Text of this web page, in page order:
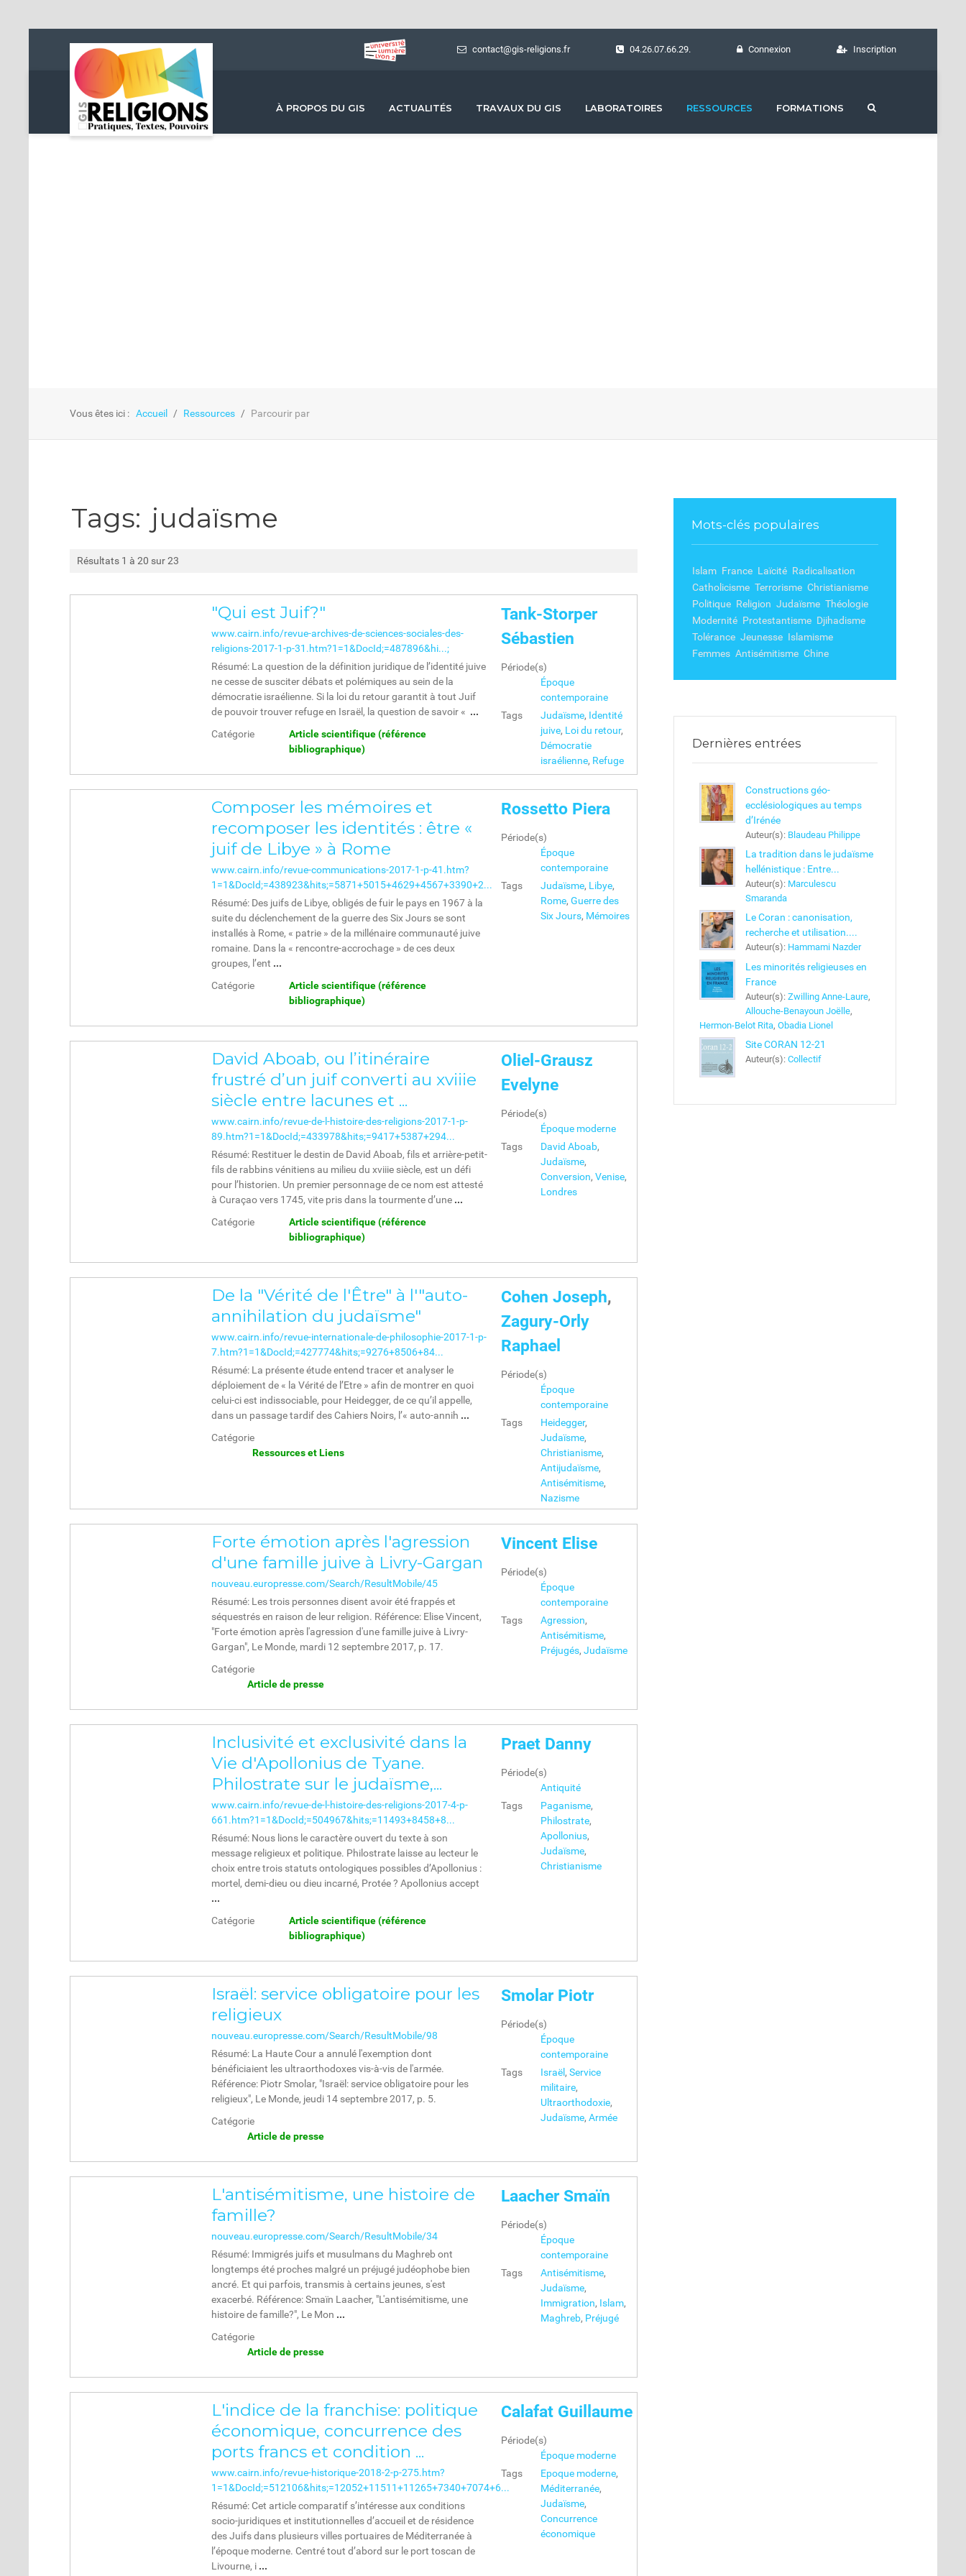
contact@gis-religions.fr 04.26.07.66.29. Connexion Inscription
À PROPOS DU GIS ACTUALITÉS TRAVAUX DU GIS LABORATOIRES RESSOURCES FORMATIONS
Vous êtes ici : Accueil Ressources Parcourir par
Tags: judaïsme
Résultats 1 à 20 sur 23
"Qui est Juif?"
www.cairn.info/revue-archives-de-sciences-sociales-des-
religions-2017-1-p-31.htm?1=1&DocId;=487896&hi...;
Résumé: La question de la définition juridique de l’identité juive
ne cesse de susciter débats et polémiques au sein de la
démocratie israélienne. Si la loi du retour garantit à tout Juif
de pouvoir trouver refuge en Israël, la question de savoir « ...
Catégorie
Article scientifique (référence
bibliographique)
Tank-Storper
Sébastien
Période(s)
Époque
contemporaine
Tags
Judaïsme, Identité
juive, Loi du retour,
Démocratie
israélienne, Refuge
Composer les mémoires et
recomposer les identités : être «
juif de Libye » à Rome
www.cairn.info/revue-communications-2017-1-p-41.htm?
1=1&DocId;=438923&hits;=5871+5015+4629+4567+3390+2...
Résumé: Des juifs de Libye, obligés de fuir le pays en 1967 à la
suite du déclenchement de la guerre des Six Jours se sont
installés à Rome, « patrie » de la millénaire communauté juive
romaine. Dans la « rencontre-accrochage » de ces deux
groupes, l’ent ...
Catégorie
Article scientifique (référence
bibliographique)
Rossetto Piera
Période(s)
Époque
contemporaine
Tags
Judaïsme, Libye,
Rome, Guerre des
Six Jours, Mémoires
David Aboab, ou l’itinéraire
frustré d’un juif converti au xviiie
siècle entre lacunes et ...
www.cairn.info/revue-de-l-histoire-des-religions-2017-1-p-
89.htm?1=1&DocId;=433978&hits;=9417+5387+294...
Résumé: Restituer le destin de David Aboab, fils et arrière-petit-
fils de rabbins vénitiens au milieu du xviiie siècle, est un défi
pour l’historien. Un premier personnage de ce nom est attesté
à Curaçao vers 1745, vite pris dans la tourmente d’une ...
Catégorie
Article scientifique (référence
bibliographique)
Oliel-Grausz
Evelyne
Période(s)
Époque moderne
Tags
David Aboab,
Judaïsme,
Conversion, Venise,
Londres
De la "Vérité de l'Être" à l'"auto-
annihilation du judaïsme"
www.cairn.info/revue-internationale-de-philosophie-2017-1-p-
7.htm?1=1&DocId;=427774&hits;=9276+8506+84...
Résumé: La présente étude entend tracer et analyser le
déploiement de « la Vérité de l’Etre » afin de montrer en quoi
celui-ci est indissociable, pour Heidegger, de ce qu’il appelle,
dans un passage tardif des Cahiers Noirs, l’« auto-annih ...
Catégorie
Ressources et Liens
Cohen Joseph,
Zagury-Orly
Raphael
Période(s)
Époque
contemporaine
Tags
Heidegger,
Judaïsme,
Christianisme,
Antijudaïsme,
Antisémitisme,
Nazisme
Forte émotion après l'agression
d'une famille juive à Livry-Gargan
nouveau.europresse.com/Search/ResultMobile/45
Résumé: Les trois personnes disent avoir été frappés et
séquestrés en raison de leur religion. Référence: Elise Vincent,
"Forte émotion après l'agression d'une famille juive à Livry-
Gargan", Le Monde, mardi 12 septembre 2017, p. 17.
Catégorie
Article de presse
Vincent Elise
Période(s)
Époque
contemporaine
Tags
Agression,
Antisémitisme,
Préjugés, Judaïsme
Inclusivité et exclusivité dans la
Vie d'Apollonius de Tyane.
Philostrate sur le judaïsme,...
www.cairn.info/revue-de-l-histoire-des-religions-2017-4-p-
661.htm?1=1&DocId;=504967&hits;=11493+8458+8...
Résumé: Nous lions le caractère ouvert du texte à son
message religieux et politique. Philostrate laisse au lecteur le
choix entre trois statuts ontologiques possibles d’Apollonius :
mortel, demi-dieu ou dieu incarné, Protée ? Apollonius accept
...
Catégorie
Article scientifique (référence
bibliographique)
Praet Danny
Période(s)
Antiquité
Tags
Paganisme,
Philostrate,
Apollonius,
Judaïsme,
Christianisme
Israël: service obligatoire pour les
religieux
nouveau.europresse.com/Search/ResultMobile/98
Résumé: La Haute Cour a annulé l'exemption dont
bénéficiaient les ultraorthodoxes vis-à-vis de l'armée.
Référence: Piotr Smolar, "Israël: service obligatoire pour les
religieux", Le Monde, jeudi 14 septembre 2017, p. 5.
Catégorie
Article de presse
Smolar Piotr
Période(s)
Époque
contemporaine
Tags
Israël , Service
militaire,
Ultraorthodoxie,
Judaïsme, Armée
L'antisémitisme, une histoire de
famille?
nouveau.europresse.com/Search/ResultMobile/34
Résumé: Immigrés juifs et musulmans du Maghreb ont
longtemps été proches malgré un préjugé judéophobe bien
ancré. Et qui parfois, transmis à certains jeunes, s'est
exacerbé. Référence: Smaïn Laacher, "L'antisémitisme, une
histoire de famille?", Le Mon ...
Catégorie
Article de presse
Laacher Smaïn
Période(s)
Époque
contemporaine
Tags
Antisémitisme,
Judaïsme,
Immigration, Islam,
Maghreb, Préjugé
L'indice de la franchise: politique
économique, concurrence des
ports francs et condition ...
www.cairn.info/revue-historique-2018-2-p-275.htm?
1=1&DocId;=512106&hits;=12052+11511+11265+7340+7074+6...
Résumé: Cet article comparatif s’intéresse aux conditions
socio-juridiques et institutionnelles d’accueil et de résidence
des Juifs dans plusieurs villes portuaires de Méditerranée à
l’époque moderne. Centré tout d’abord sur le port toscan de
Livourne, i ...
Calafat Guillaume
Période(s)
Époque moderne
Tags
Epoque moderne,
Méditerranée,
Judaïsme,
Concurrence
économique
Mots-clés populaires
Islam France Laïcité Radicalisation
Catholicisme Terrorisme Christianisme
Politique Religion Judaïsme Théologie
Modernité Protestantisme Djihadisme
Tolérance Jeunesse Islamisme
Femmes Antisémitisme Chine
Dernières entrées
Constructions géo-
ecclésiologiques au temps
d’Irénée
Auteur(s): Blaudeau Philippe
La tradition dans le judaïsme
hellénistique : Entre...
Auteur(s): Marculescu
Smaranda
Le Coran : canonisation,
recherche et utilisation....
Auteur(s): Hammami Nazder
Les minorités religieuses en
France
Auteur(s):Zwilling Anne-Laure,
Allouche-Benayoun Joëlle,
Hermon-Belot Rita, Obadia Lionel
Site CORAN 12-21
Auteur(s):Collectif